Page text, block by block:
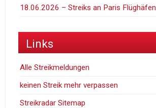
18.06.2026 – Streiks an Paris Flüghäfen
Links
Alle Streikmeldungen
keinen Streik mehr verpassen
Streikradar Sitemap